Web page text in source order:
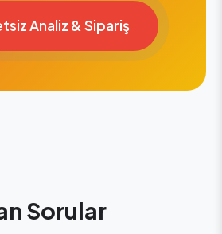
Analiz & Sipariş
Sorular